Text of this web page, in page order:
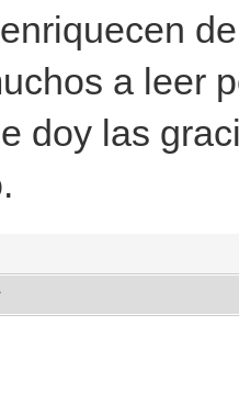
a leer
doy las